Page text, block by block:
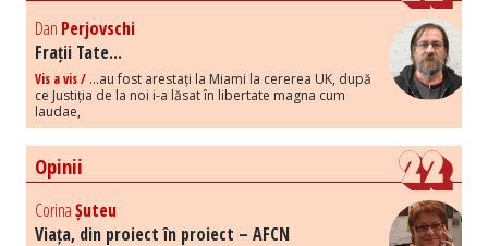
Dan Perjovschi
Frații Tate...
Vis a vis / ...au fost arestați la Miami la cererea UK, după
ce Justiția de la noi i-a lăsat în libertate magna cum
laudae,
Opinii
CorinaȘuteu
Viața, din proiect în proiect – AFCN